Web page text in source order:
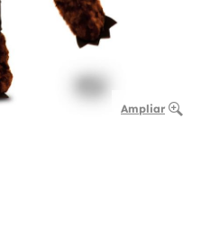
Ampliar